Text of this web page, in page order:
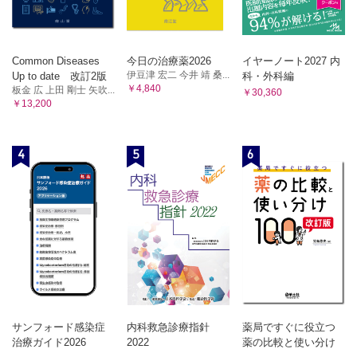
17．HDL-コレステロール
18．LDL-コレステロール
20．レムナント様リポ蛋白コレステロール
21．脂肪酸4分画
22．トリグリセライド（TG）
25．リポ蛋白リパーゼ（LPL）
26．LCAT
C．脂質組織
27．レプチン
D．下垂体
28．黄体形成ホルモン（LH），卵胞刺激ホルモン（FSH）
29．甲状腺刺激ホルモン（TSH）
30．抗利尿ホルモン（ADH）
31．成長ホルモン（GH）
32．ソマトメジンC（IGF-Ⅰ）
33．副腎皮質刺激ホルモン（ACTH）
34．プロラクチン（PRL）
Common Diseases
Up to date 改訂2版
板金 広 上田 剛士 矢吹...
￥13,200
今日の治療薬2026
伊豆津 宏二 今井 靖 桑...
￥4,840
イヤーノート2027 内
科・外科編
￥30,360
4
サンフォード感染症
治療ガイド2026
5
内科救急診療指針
2022
6
薬局ですぐに役立つ
薬の比較と使い分け